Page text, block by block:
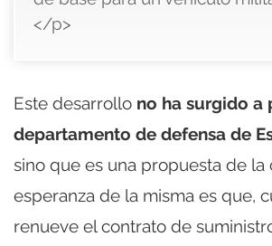
</p>
Este desarrollo no ha surgido a
departamento de defensa de
sino que es una propuesta de la
esperanza de la misma es que,
renueve el contrato de